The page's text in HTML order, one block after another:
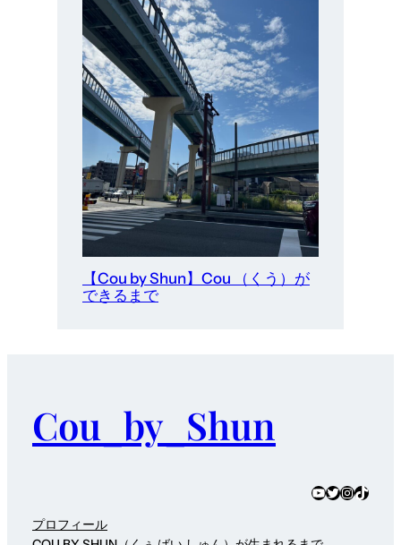
【Cou by Shun】Cou （くう）が
できるまで
Cou_by_Shun
YouTube
TwitterTikTok
プロフィール